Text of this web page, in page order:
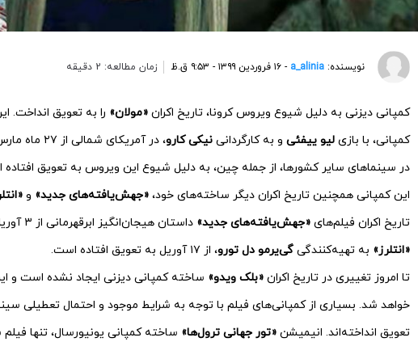
نویسنده: a_alinia - ۱۶ فروردین ۱۳۹۹ - ۹:۵۳ ق.ظ زمان مطالعه: 2 دقیقه
کمپانی دیزنی به دلیل شیوع ویروس کرونا، تاریخ اکران «مولان» را به تعویق انداخت.
کمپانی، با بازی لیو ییفئی و به کارگردانی نیکی کارو
، در
در سینماهای سایر کشورها، از جمله چین، به دلیل شیوع این ویروس به تعویق
این کمپانی همچنین تاریخ اکران دیگر ساخته‌های خود، «جهش‌یافته‌های جدید» و
تاریخ اکران فیلم‌های «جهش‌یافته‌های جدید» داستان هیجان‌انگیز ابرقهرمانی از ۳ آوریل و فیلم علمی-تخیلی و ترسناک
«انتلرز» به تهیه‌کنندگی گی‌یرمو دل تورو، از ۱۷ آوریل به تعویق افتاده است.
تا امروز تغییری در تاریخ اکران «بلک ویدو» ساخته کمپانی دیزنی ایجاد نشده است و
خواهد شد. بسیاری از کمپانی‌های فیلم با توجه به شرایط موجود و احتمال تعطیلی
تعویق انداخته‌اند. انیمیشن «تور جهانی ترول‌ها» ساخته کمپانی یونیورسال، تنها